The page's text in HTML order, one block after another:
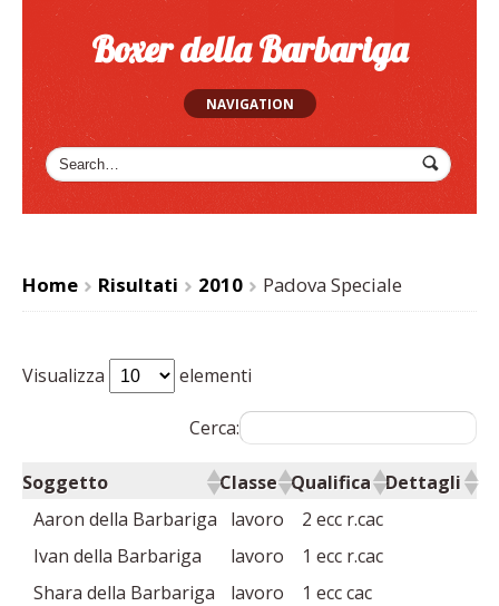
Boxer della Barbariga
NAVIGATION
Home
>
Risultati
>
2010
>
Padova Speciale
Visualizza elementi
Cerca:
Soggetto Classe Qualifica
Dettagli
Aaron della Barbariga
lavoro
2 ecc r.cac
Ivan della Barbariga
lavoro
1 ecc r.cac
Shara della Barbariga
lavoro
1 ecc cac